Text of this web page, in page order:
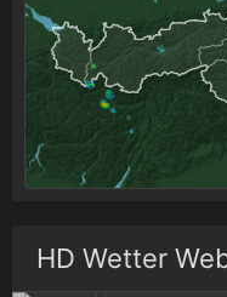
HD Wetter